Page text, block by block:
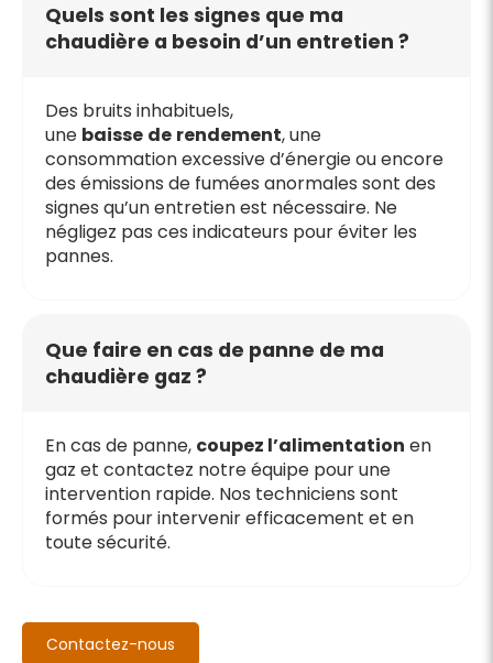
Quels sont les signes que ma
chaudière a besoin d’un entretien ?
Des bruits inhabituels,
une baisse de rendement, une
consommation excessive d’énergie ou encore
des émissions de fumées anormales sont des
signes qu’un entretien est nécessaire. Ne
négligez pas ces indicateurs pour éviter les
pannes.
Que faire en cas de panne de ma
chaudière gaz ?
En cas de panne, coupez l’alimentation en
gaz et contactez notre équipe pour une
intervention rapide. Nos techniciens sont
formés pour intervenir efficacement et en
toute sécurité.
Contactez-nous